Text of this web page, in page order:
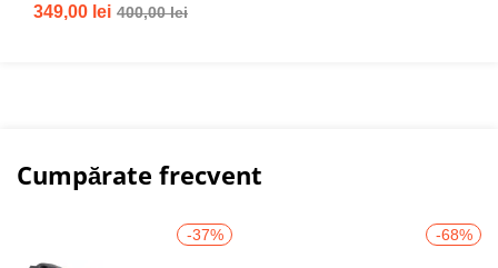
349,00 lei 400,00lei
Cumpărate frecvent
-37% -68%